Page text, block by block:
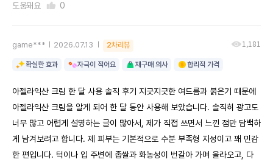
도움돼요 0
game*** 2026.07.13 2차리뷰 1,181
확실한 효과 자극이 적어요 재구매 의사 합리적 가격
아젤라익산 크림 한 달 사용 솔직 후기 지긋지긋한 여드름과 붉은기 때문에
아젤라익산 크림을 알게 되어 한 달 동안 사용해 보았습니다. 솔직히 광고도
너무 많고 어렵게 설명하는 글이 많아서, 제가 직접 쓰면서 느낀 점만 담백하
게 남겨보려고 합니다. 제 피부는 기본적으로 수분 부족형 지성이고 꽤 민감
한 편입니다. 턱이나 입 주변에 좁쌀과 화농성이 번갈아 가며 올라오고, 다